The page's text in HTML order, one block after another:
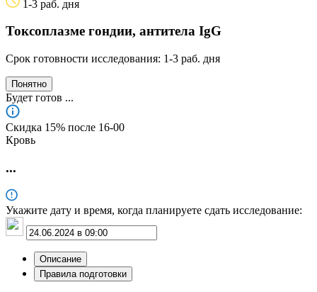
1-3 раб. дня
Токсоплазме гондии, антитела IgG
Срок готовности исследования: 1-3 раб. дня
Понятно
Будет готов ...
Скидка 15% после 16‑00
Кровь
...
Укажите дату и время, когда планируете сдать исследование:
Описание
Правила подготовки